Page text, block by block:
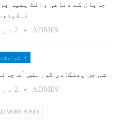
جاپان کے دفاعی وائٹ پیپر
ADMIN 2 دن ago
شی جن پھنگ: دی گورننس آف
ADMIN 2 دن ago
MORE POSTS